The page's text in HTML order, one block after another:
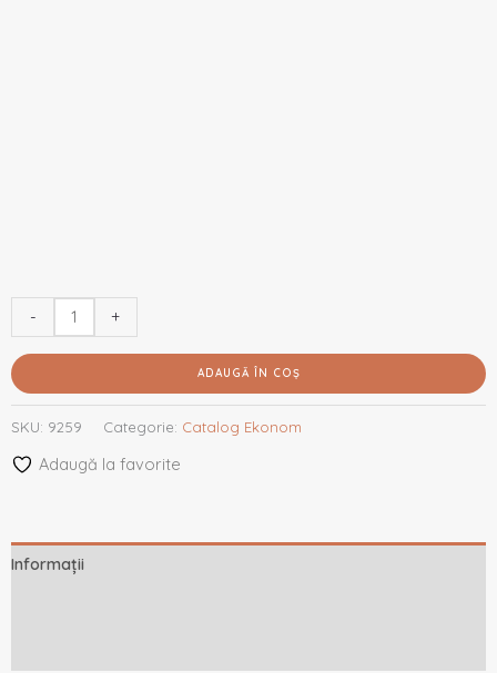
- +
ADAUGĂ ÎN COȘ
SKU: 9259 Categorie: Catalog Ekonom
Adaugă la favorite
Informații